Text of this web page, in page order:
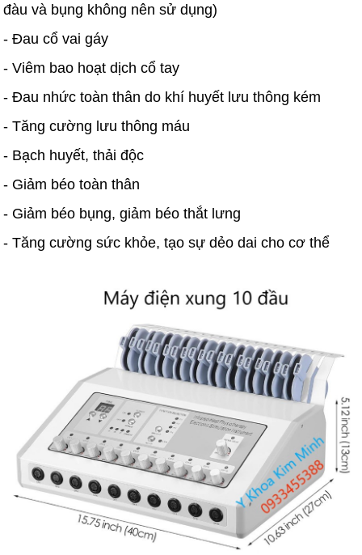
đàu và bụng không nên sử dụng)
- Đau cổ vai gáy
- Viêm bao hoạt dịch cổ tay
- Đau nhức toàn thân do khí huyết lưu thông kém
- Tăng cường lưu thông máu
- Bạch huyết, thải độc
- Giảm béo toàn thân
- Giảm béo bụng, giảm béo thắt lưng
- Tăng cường sức khỏe, tạo sự dẻo dai cho cơ thể